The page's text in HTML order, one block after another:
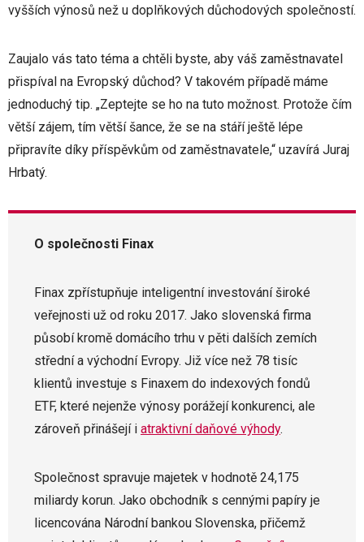
vyšších výnosů než u doplňkových důchodových společností.
Zaujalo vás tato téma a chtěli byste, aby váš zaměstnavatel
přispíval na Evropský důchod? V takovém případě máme
jednoduchý tip. „Zeptejte se ho na tuto možnost. Protože čím
větší zájem, tím větší šance, že se na stáří ještě lépe
připravíte díky příspěvkům od zaměstnavatele,“ uzavírá Juraj
Hrbatý.
O společnosti Finax
Finax zpřístupňuje inteligentní investování široké
veřejnosti už od roku 2017. Jako slovenská firma
působí kromě domácího trhu v pěti dalších zemích
střední a východní Evropy. Již více než 78 tisíc
klientů investuje s Finaxem do indexových fondů
ETF, které nejenže výnosy porážejí konkurenci, ale
zároveň přinášejí i atraktivní daňové výhody.
Společnost spravuje majetek v hodnotě 24,175
miliardy korun. Jako obchodník s cennými papíry je
licencována Národní bankou Slovenska, přičemž